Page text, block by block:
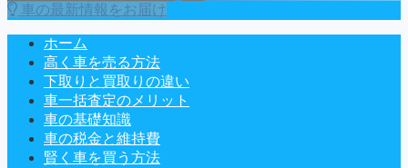
車の最新情報をお届け
ホーム
高く車を売る方法
下取りと買取りの違い
車一括査定のメリット
車の基礎知識
車の税金と維持費
賢く車を買う方法